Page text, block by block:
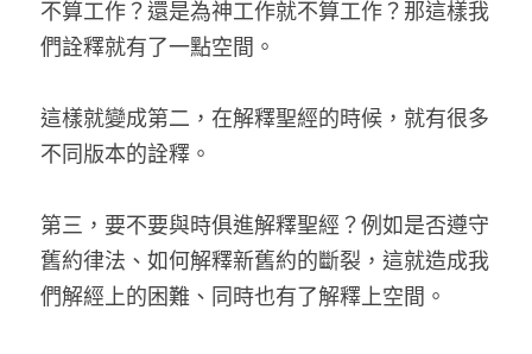
不算工作？還是為神工作就不算工作？那這樣我
們詮釋就有了一點空間。
這樣就變成第二，在解釋聖經的時候，就有很多
不同版本的詮釋。
第三，要不要與時俱進解釋聖經？例如是否遵守
舊約律法、如何解釋新舊約的斷裂，這就造成我
們解經上的困難、同時也有了解釋上空間。